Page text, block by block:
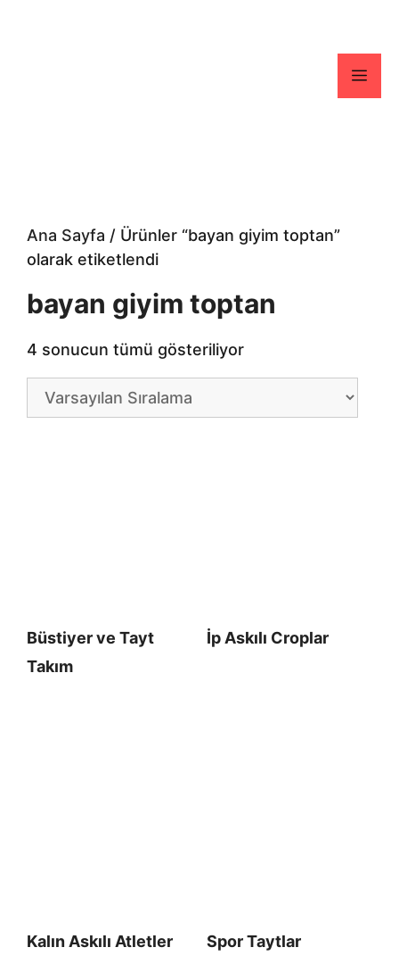
Ana Sayfa / Ürünler “bayan giyim toptan”
olarak etiketlendi
bayan giyim toptan
4 sonucun tümü gösteriliyor
Büstiyer ve Tayt
Takım
İp Askılı Croplar
Kalın Askılı Atletler Spor Taytlar